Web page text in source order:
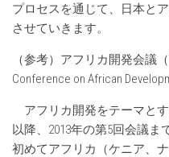
プロセスを通じて、日本と
させていきます。
（参考）アフリカ開発会議（
Conference on African
アフリカ開発をテーマと
以降、2013年の第5回会議ま
初めてアフリカ（ケニア、